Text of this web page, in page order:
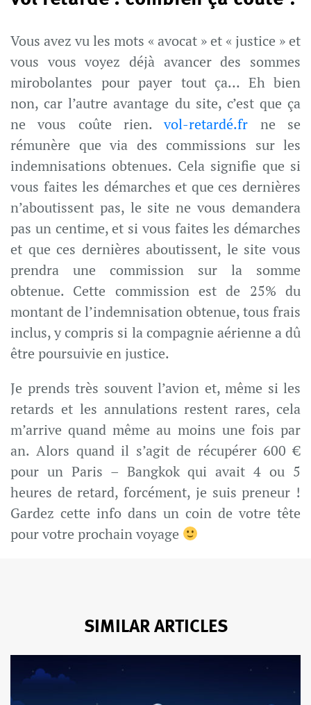
Vous avez vu les mots « avocat » et « justice » et
vous vous voyez déjà avancer des sommes
mirobolantes pour payer tout ça… Eh bien
non, car l’autre avantage du site, c’est que ça
ne vous coûte rien.vol-retardé.fr ne se
rémunère que via des commissions sur les
indemnisations obtenues. Cela signifie que si
vous faites les démarches et que ces dernières
n’aboutissent pas, le site ne vous demandera
pas un centime, et si vous faites les démarches
et que ces dernières aboutissent, le site vous
prendra une commission sur la somme
obtenue. Cette commission est de 25% du
montant de l’indemnisation obtenue, tous frais
inclus, y compris si la compagnie aérienne a dû
être poursuivie en justice.
Je prends très souvent l’avion et, même si les
retards et les annulations restent rares, cela
m’arrive quand même au moins une fois par
an. Alors quand il s’agit de récupérer 600 €
pour un Paris – Bangkok qui avait 4 ou 5
heures de retard, forcément, je suis preneur !
Gardez cette info dans un coin de votre tête
pour votre prochain voyage
SIMILAR ARTICLES